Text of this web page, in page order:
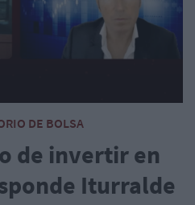
DE BOLSA
de invertir en
Iturralde